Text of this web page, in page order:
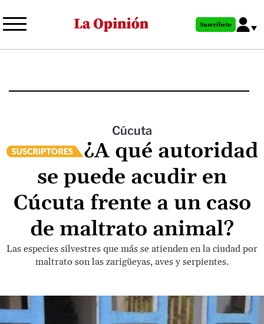
al
principal
Suscríbete
Cúcuta
¿A qué autoridad
se puede acudir en
Cúcuta frente a un caso
de maltrato animal?
Las especies silvestres que más se atienden en la ciudad por
maltrato son las zarigüeyas, aves y serpientes.